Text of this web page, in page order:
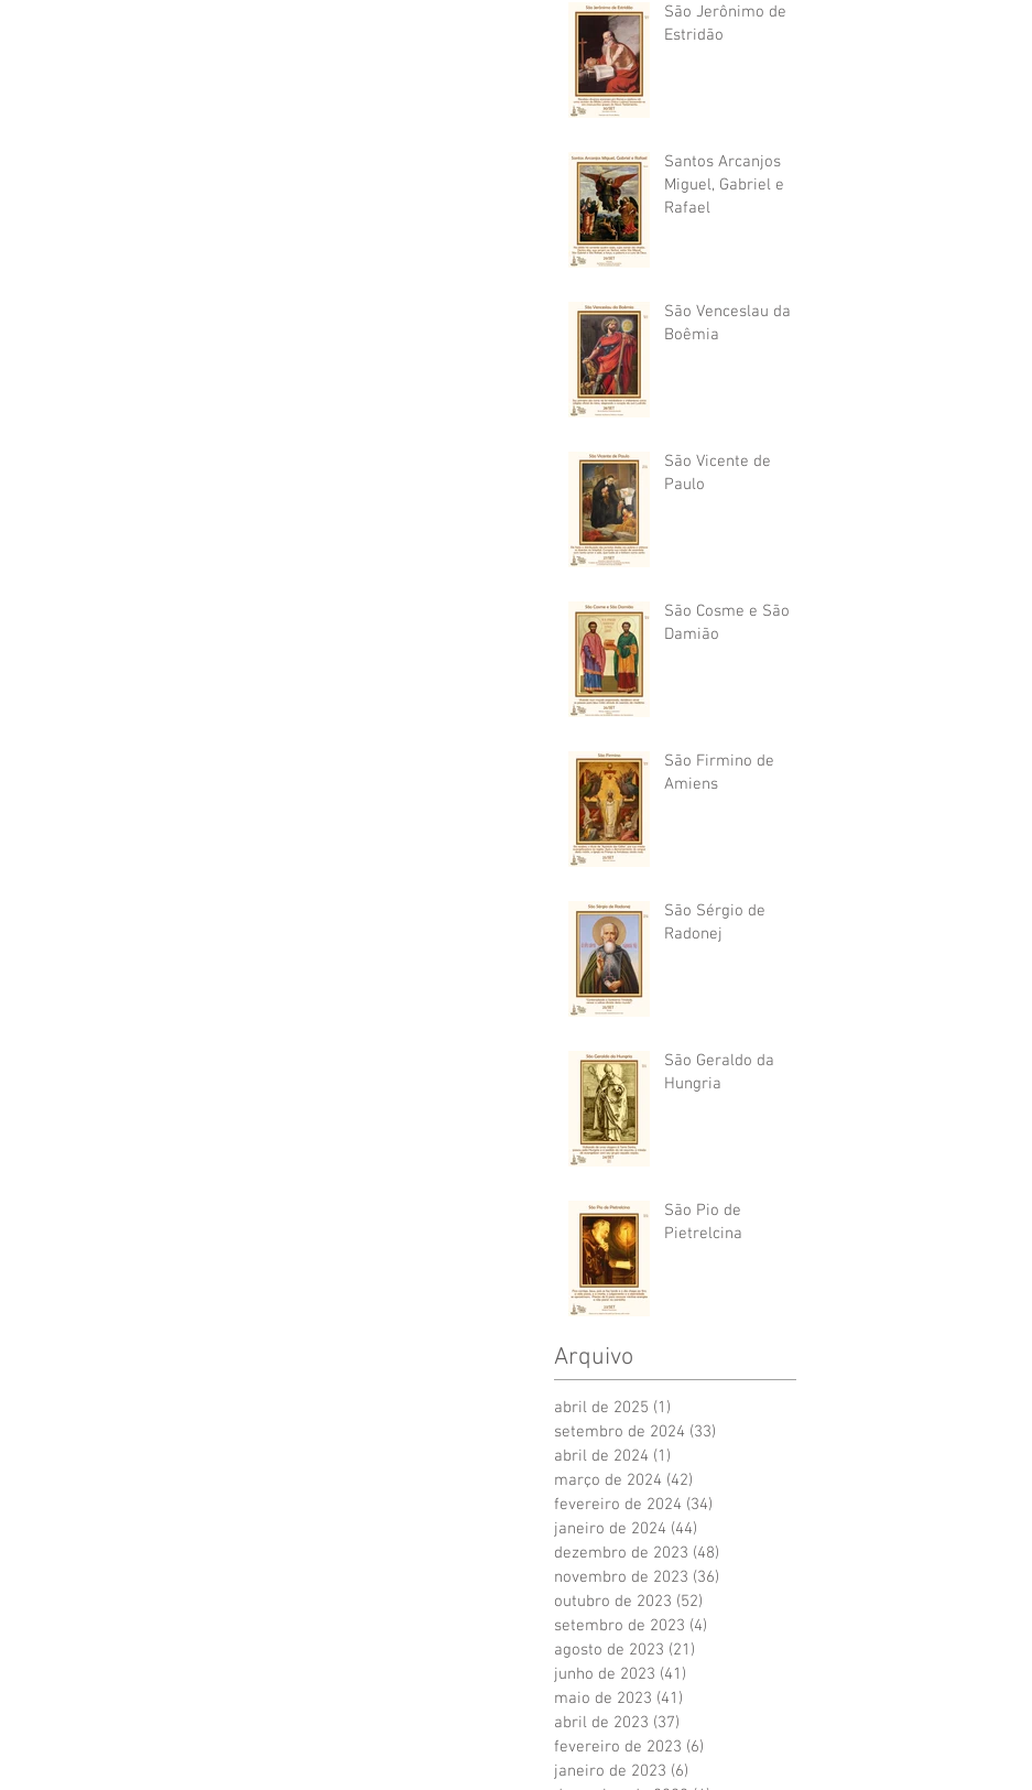
São Jerônimo de
Estridão
Santos Arcanjos
Miguel, Gabriel e
Rafael
São Venceslau da
Boêmia
São Vicente de
Paulo
São Cosme e São
Damião
São Firmino de
Amiens
São Sérgio de
Radonej
São Geraldo da
Hungria
São Pio de
Pietrelcina
Arquivo
abril de 2025 (1)
setembro de 2024 (33)
abril de 2024 (1)
março de 2024 (42)
fevereiro de 2024 (34)
janeiro de 2024 (44)
dezembro de 2023 (48)
novembro de 2023 (36)
outubro de 2023 (52)
setembro de 2023 (4)
agosto de 2023 (21)
junho de 2023 (41)
maio de 2023 (41)
abril de 2023 (37)
fevereiro de 2023 (6)
janeiro de 2023 (6)